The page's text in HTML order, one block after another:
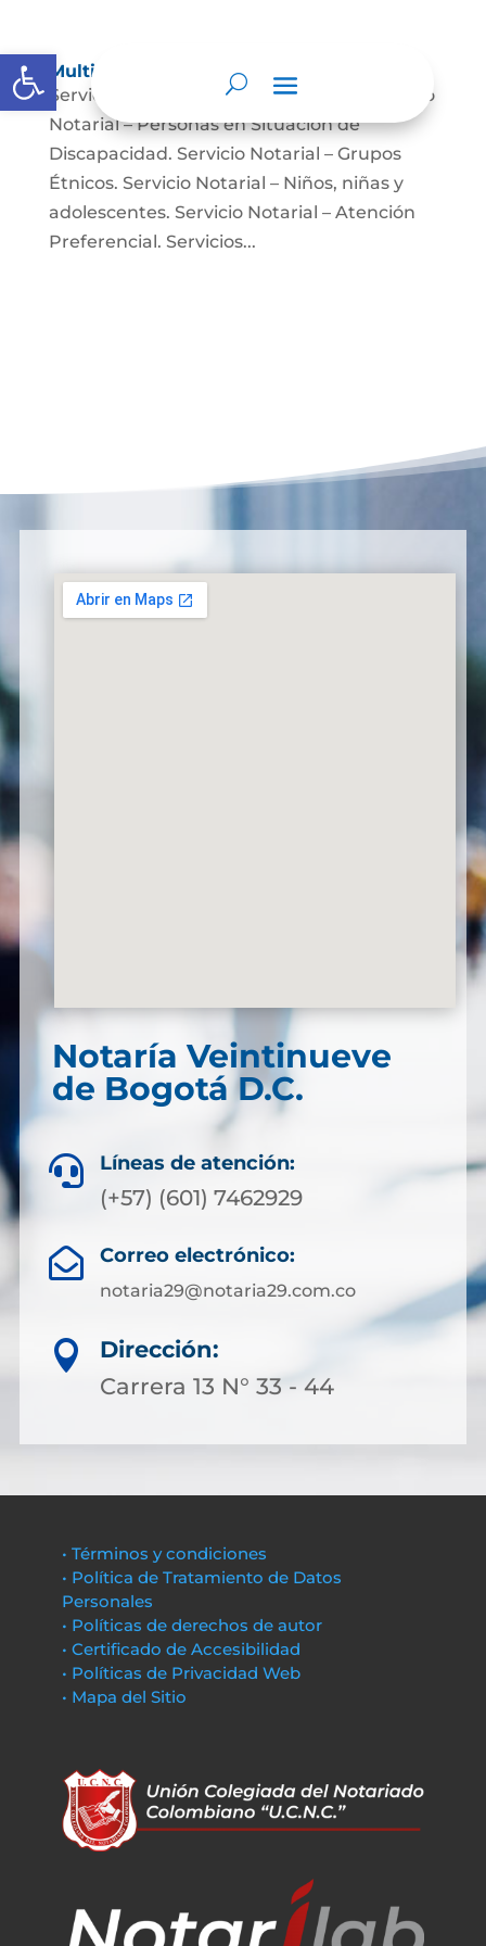
Abrir barra de herramientas
Multimedia
Servicio Notarial – Fuerzas Militares. Servicio
Notarial – Personas en Situación de
Discapacidad. Servicio Notarial – Grupos
Étnicos. Servicio Notarial – Niños, niñas y
adolescentes. Servicio Notarial – Atención
Preferencial. Servicios...
Notaría Veintinueve
de Bogotá D.C.
 Líneas de atención:
(+57) (601) 7462929
 Correo electrónico:
notaria29@notaria29.com.co

Dirección:
Carrera 13 N° 33 - 44
• Términos y condiciones
• Política de Tratamiento de Datos
Personales
• Políticas de derechos de autor
• Certificado de Accesibilidad
• Políticas de Privacidad Web
• Mapa del Sitio